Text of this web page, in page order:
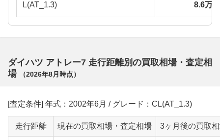
L(AT_1.3) 8.6万
ダイハツ アトレー7 走行距離別の買取相場・査定相
場
（2026年8月 時点）
[査定条件] 年式：2002年6月 / グレード：CL(AT_1.3)
走行距離 現在の買取相場・査定相場 3ヶ月後の買取